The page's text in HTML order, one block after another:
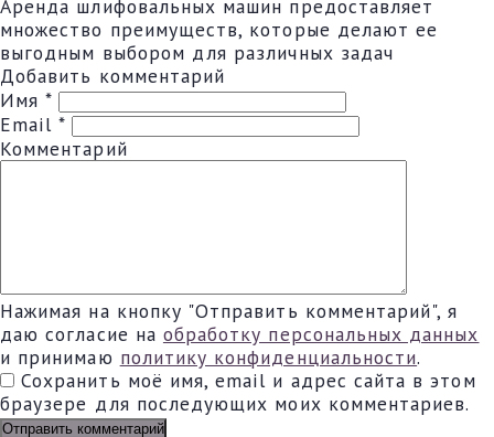
Аренда шлифовальных машин предоставляет
множество преимуществ, которые делают ее
выгодным выбором для различных задач
Добавить комментарий
Имя*
Email*
Комментарий
Нажимая на кнопку "Отправить комментарий", я
даю согласие на обработку персональных данных
и принимаю политику конфиденциальности.
Сохранить моё имя, email и адрес сайта в этом
браузере для последующих моих комментариев.